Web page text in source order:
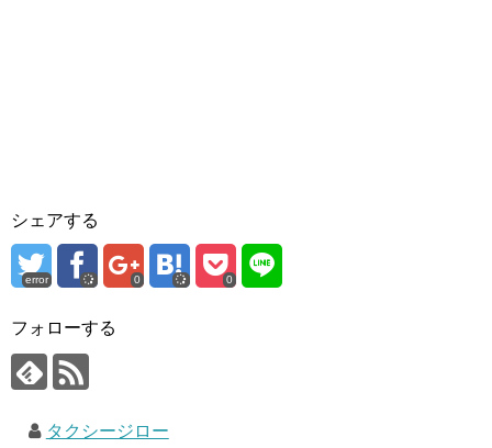
シェアする
error 0 0
フォローする
タクシージロー